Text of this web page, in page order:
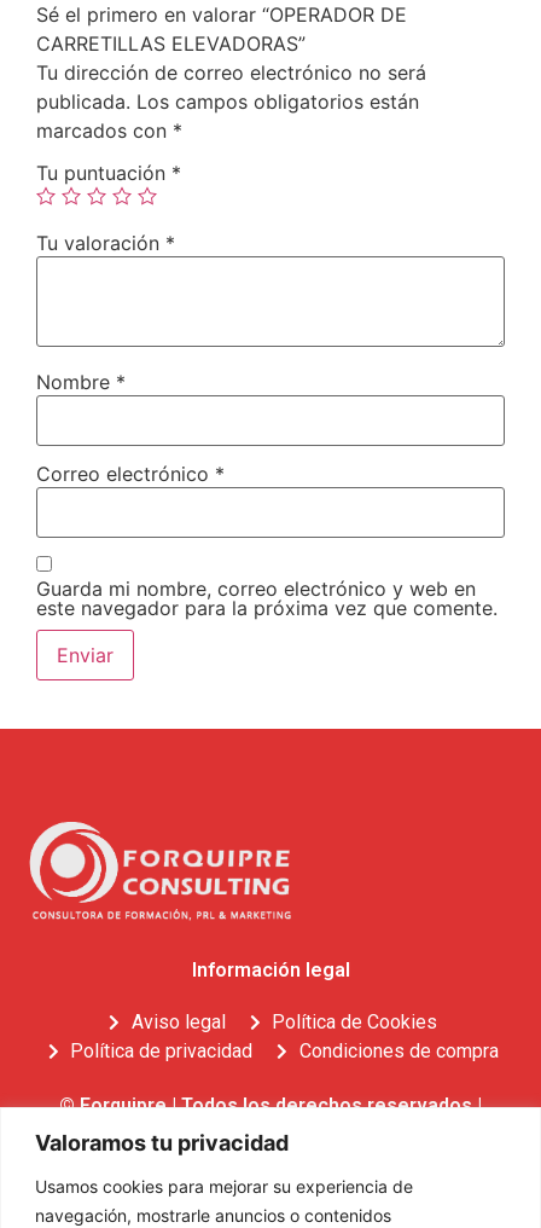
Valoramos tu privacidad
Usamos cookies para mejorar su experiencia de
navegación, mostrarle anuncios o contenidos
Sé el primero en valorar “OPERADOR DE
CARRETILLAS ELEVADORAS”
Tu dirección de correo electrónico no será
publicada. Los campos obligatorios están
marcados con *
Tu puntuación *
Tu valoración *
Nombre *
Correo electrónico *
Guarda mi nombre, correo electrónico y web en
este navegador para la próxima vez que comente.
Información legal
Aviso legal
Política de Cookies
Política de privacidad
Condiciones de compra
© Forquipre | Todos los derechos reservados |
Desarrollado por Burgos atu
Financiado por la Unión Europea- NextGenerationEU